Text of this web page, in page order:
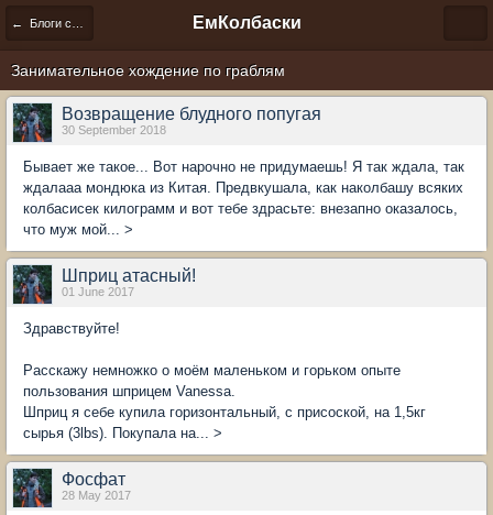
← Блоги сообщества ЕмКолбаски
Занимательное хождение по граблям
Возвращение блудного попугая
30 September 2018
Бывает же такое... Вот нарочно не придумаешь! Я так ждала, так
ждалааа мондюка из Китая. Предвкушала, как наколбашу всяких
колбасисек килограмм и вот тебе здрасьте: внезапно оказалось,
что муж мой... >
Шприц атасный!
01 June 2017
Здравствуйте!
Расскажу немножко о моём маленьком и горьком опыте
пользования шприцем Vanessa.
Шприц я себе купила горизонтальный, с присоской, на 1,5кг
сырья (3lbs). Покупала на... >
Фосфат
28 May 2017